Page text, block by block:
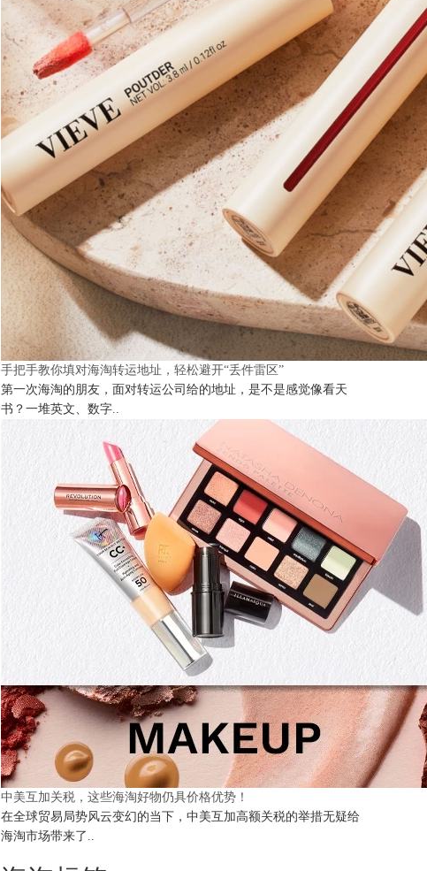
手把手教你填对海淘转运地址，轻松避开“丢件雷区”
第一次海淘的朋友，面对转运公司给的地址，是不是感觉像看天
书？一堆英文、数字..
中美互加关税，这些海淘好物仍具价格优势！
在全球贸易局势风云变幻的当下，中美互加高额关税的举措无疑给
海淘市场带来了..